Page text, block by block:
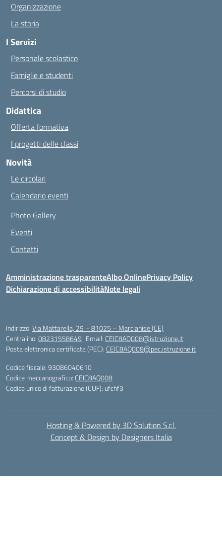
Organizzazione
La storia
I Servizi
Personale scolastico
Famiglie e studenti
Percorsi di studio
Didattica
Offerta formativa
I progetti delle classi
Novità
Le circolari
Calendario eventi
Photo Gallery
Eventi
Contatti
Amministrazione trasparenteAlbo OnlinePrivacy Policy
Dichiarazione di accessibilitàNote legali
Indirizzo:Via Mattarella, 29 – 81025 – Marcianise (CE)
Centralino:08231558649 Email: CEIC8AQ008@istruzione.it
Posta elettronica certificata (PEC): CEIC8AQ008@pec.istruzione.it
Codice fiscale: 93086040610
Codice meccanografico: CEIC8AQ008
Codice unico di fatturazione (CUF): ufchf3
Hosting & Powered by 3D Solution S.r.l.
Concept & Design by Designers Italia